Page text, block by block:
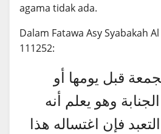
agama tidak ada.
Dalam Fatawa Asy Syabakah
111252:
قبل يومها أو
وهو يعلم أنه
فإن اغتساله هذا